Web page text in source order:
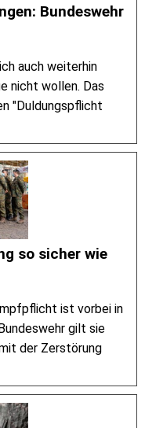
Bundeswehr
auch weiterhin
nicht wollen. Das
"Duldungspflicht
so sicher wie
ist vorbei in
gilt sie
der Zerstörung